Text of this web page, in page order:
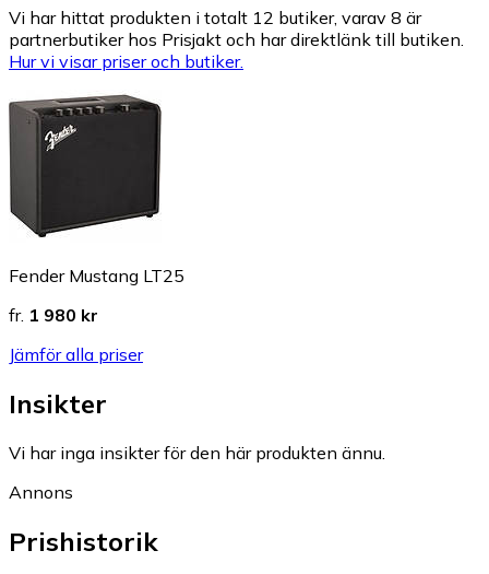
Vi har hittat produkten i totalt 12 butiker, varav 8 är
partnerbutiker hos Prisjakt och har direktlänk till butiken.
Hur vi visar priser och butiker.
Fender Mustang LT25
fr. 1 980 kr
Jämför alla priser
Insikter
Vi har inga insikter för den här produkten ännu.
Annons
Prishistorik